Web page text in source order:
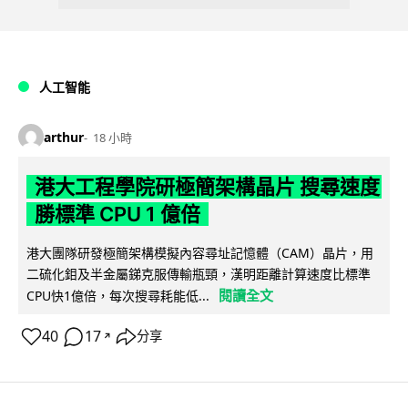
人工智能
arthur 18 小時
港大工程學院研極簡架構晶片 搜尋速度
勝標準 CPU 1 億倍
港大團隊研發極簡架構模擬內容尋址記憶體（CAM）晶片，用
二硫化鉬及半金屬銻克服傳輸瓶頸，漢明距離計算速度比標準
CPU快1億倍，每次搜尋耗能低...
閱讀全文
40 17 ↗ 分享